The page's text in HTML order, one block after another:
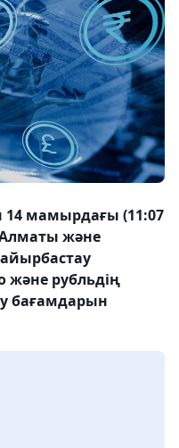
14 мамырдағы (11:07
және
және рубльдің
бағамдарын